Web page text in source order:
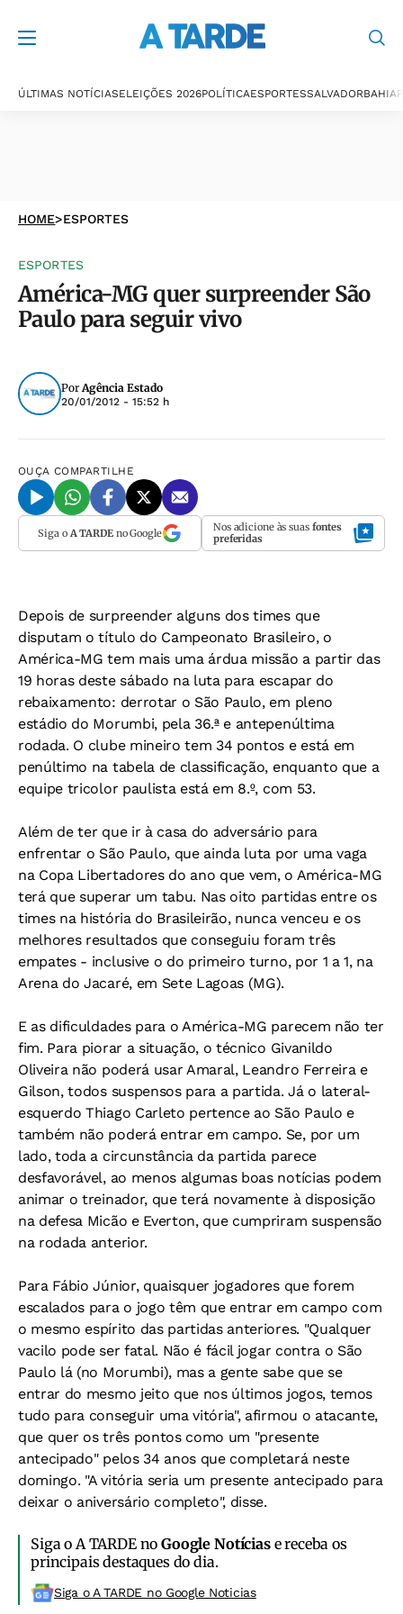
ÚLTIMAS NOTÍCIASELEIÇÕES 2026POLÍTICAESPORTESSALVADORBAHIA
HOME>ESPORTES
ESPORTES
América-MG quer surpreender São
Paulo para seguir vivo
PorAgência Estado
20/01/2012 - 15:52 h
OUÇA COMPARTILHE
Siga o A TARDEno Google Nos adicione às suas fontes
preferidas
Depois de surpreender alguns dos times que
disputam o título do Campeonato Brasileiro, o
América-MG tem mais uma árdua missão a partir das
19 horas deste sábado na luta para escapar do
rebaixamento: derrotar o São Paulo, em pleno
estádio do Morumbi, pela 36.ª e antepenúltima
rodada. O clube mineiro tem 34 pontos e está em
penúltimo na tabela de classificação, enquanto que a
equipe tricolor paulista está em 8.º, com 53.
Além de ter que ir à casa do adversário para
enfrentar o São Paulo, que ainda luta por uma vaga
na Copa Libertadores do ano que vem, o América-MG
terá que superar um tabu. Nas oito partidas entre os
times na história do Brasileirão, nunca venceu e os
melhores resultados que conseguiu foram três
empates - inclusive o do primeiro turno, por 1 a 1, na
Arena do Jacaré, em Sete Lagoas (MG).
E as dificuldades para o América-MG parecem não ter
fim. Para piorar a situação, o técnico Givanildo
Oliveira não poderá usar Amaral, Leandro Ferreira e
Gilson, todos suspensos para a partida. Já o lateral-
esquerdo Thiago Carleto pertence ao São Paulo e
também não poderá entrar em campo. Se, por um
lado, toda a circunstância da partida parece
desfavorável, ao menos algumas boas notícias podem
animar o treinador, que terá novamente à disposição
na defesa Micão e Everton, que cumpriram suspensão
na rodada anterior.
Para Fábio Júnior, quaisquer jogadores que forem
escalados para o jogo têm que entrar em campo com
o mesmo espírito das partidas anteriores. "Qualquer
vacilo pode ser fatal. Não é fácil jogar contra o São
Paulo lá (no Morumbi), mas a gente sabe que se
entrar do mesmo jeito que nos últimos jogos, temos
tudo para conseguir uma vitória", afirmou o atacante,
que quer os três pontos como um "presente
antecipado" pelos 34 anos que completará neste
domingo. "A vitória seria um presente antecipado para
deixar o aniversário completo", disse.
Siga o A TARDE noGoogle Notíciase receba os
principais destaques do dia.
Siga o A TARDE no Google Noticias